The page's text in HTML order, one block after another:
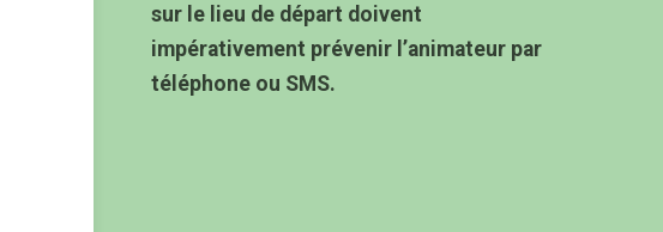
sur le lieu de départ doivent
impérativement prévenir l’animateur par
téléphone ou SMS.